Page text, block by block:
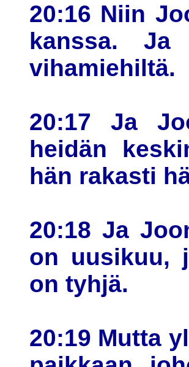
20:16 Niin
kanssa. Ja
vihamiehiltä.
20:17 Ja
heidän
hän rakasti
20:18 Ja
on uusikuu,
on tyhjä.
20:19 Mutta